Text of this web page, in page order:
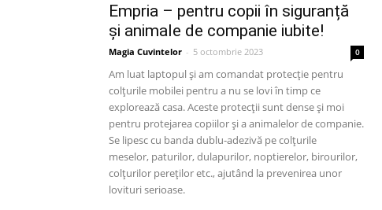
Empria – pentru copii în siguranță
și animale de companie iubite!
Magia Cuvintelor - 5 octombrie 2023 0
Am luat laptopul și am comandat protecție pentru
colțurile mobilei pentru a nu se lovi în timp ce
explorează casa. Aceste protecții sunt dense și moi
pentru protejarea copiilor și a animalelor de companie.
Se lipesc cu banda dublu-adezivă pe colțurile
meselor, paturilor, dulapurilor, noptierelor, birourilor,
colțurilor pereților etc., ajutând la prevenirea unor
lovituri serioase.